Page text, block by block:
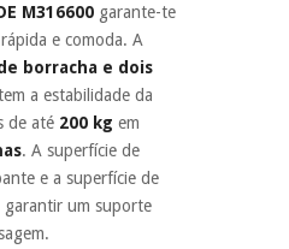
É gratuito para si
porque a SeQura
colabora com a
Fisaude para que
assim seja.
Muito
conveniente, pois
hoje paga apenas 1/3
do valor. As restantes
duas prestações
M316600 garante-te
e comoda. A
borracha e dois
a estabilidade da
de até 200 kg em
. A superfície de
e a superfície de
garantir um suporte